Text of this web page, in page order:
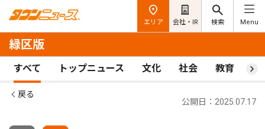
エリア 会社・IR 検索 Menu
緑区版
すべて トップニュース 文化 社会 教育 ス
戻る
公開日：2025.07.17